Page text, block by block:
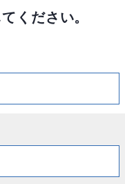
ください。